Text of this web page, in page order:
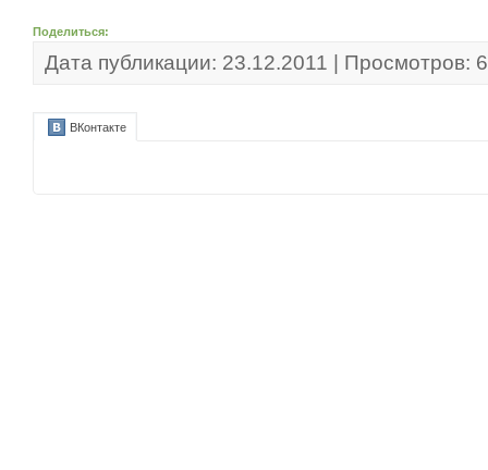
Поделиться:
Дата публикации: 23.12.2011 | Просмотров:
ВКонтакте